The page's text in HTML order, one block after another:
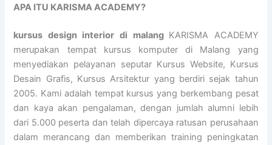
APA ITU KARISMA ACADEMY?
kursus design interior di malang KARISMA ACADEMY
merupakan tempat kursus komputer di Malang yang
menyediakan pelayanan seputar Kursus Website, Kursus
Desain Grafis, Kursus Arsitektur yang berdiri sejak tahun
2005. Kami adalah tempat kursus yang berkembang pesat
dan kaya akan pengalaman, dengan jumlah alumni lebih
dari 5.000 peserta dan telah dipercaya ratusan perusahaan
dalam merancang dan memberikan training peningkatan